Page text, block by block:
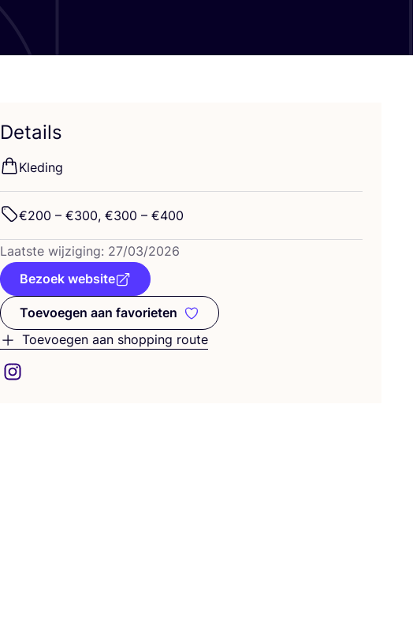
Details
Kle­ding
€200 – €300, €300 – €400
Laat­ste wij­zi­ging: 27/03/2026
Bezoek website
Toevoegen aan favorieten
Toevoegen aan favorieten
Toevoegen aan shopping route